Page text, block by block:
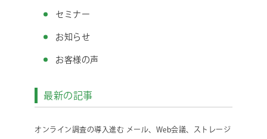
セミナー
お知らせ
お客様の声
最新の記事
オンライン調査の導入進む メール、Web会議、ストレージ